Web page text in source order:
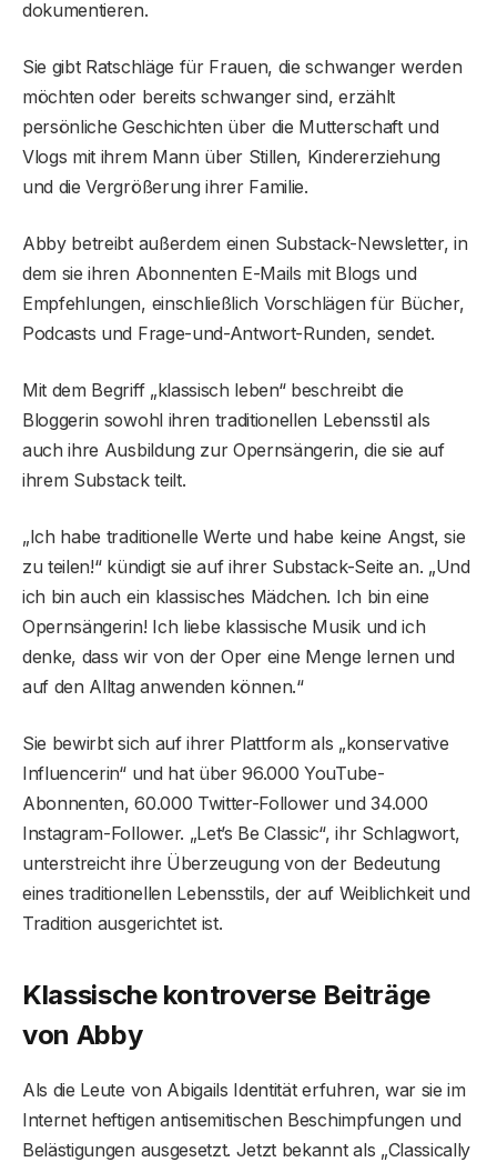
dokumentieren.
Sie gibt Ratschläge für Frauen, die schwanger werden
möchten oder bereits schwanger sind, erzählt
persönliche Geschichten über die Mutterschaft und
Vlogs mit ihrem Mann über Stillen, Kindererziehung
und die Vergrößerung ihrer Familie.
Abby betreibt außerdem einen Substack-Newsletter, in
dem sie ihren Abonnenten E-Mails mit Blogs und
Empfehlungen, einschließlich Vorschlägen für Bücher,
Podcasts und Frage-und-Antwort-Runden, sendet.
Mit dem Begriff „klassisch leben“ beschreibt die
Bloggerin sowohl ihren traditionellen Lebensstil als
auch ihre Ausbildung zur Opernsängerin, die sie auf
ihrem Substack teilt.
„Ich habe traditionelle Werte und habe keine Angst, sie
zu teilen!“ kündigt sie auf ihrer Substack-Seite an. „Und
ich bin auch ein klassisches Mädchen. Ich bin eine
Opernsängerin! Ich liebe klassische Musik und ich
denke, dass wir von der Oper eine Menge lernen und
auf den Alltag anwenden können.“
Sie bewirbt sich auf ihrer Plattform als „konservative
Influencerin“ und hat über 96.000 YouTube-
Abonnenten, 60.000 Twitter-Follower und 34.000
Instagram-Follower. „Let’s Be Classic“, ihr Schlagwort,
unterstreicht ihre Überzeugung von der Bedeutung
eines traditionellen Lebensstils, der auf Weiblichkeit und
Tradition ausgerichtet ist.
Klassische kontroverse Beiträge
von Abby
Als die Leute von Abigails Identität erfuhren, war sie im
Internet heftigen antisemitischen Beschimpfungen und
Belästigungen ausgesetzt. Jetzt bekannt als „Classically